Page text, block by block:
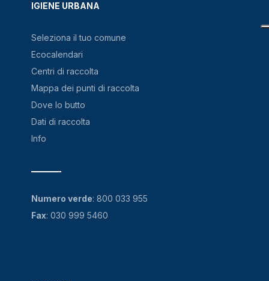
IGIENE URBANA
Seleziona il tuo comune
Ecocalendari
Centri di raccolta
Mappa dei punti di raccolta
Dove lo butto
Dati di raccolta
Info
Numero verde: 800 033 955
Fax: 030 999 5460